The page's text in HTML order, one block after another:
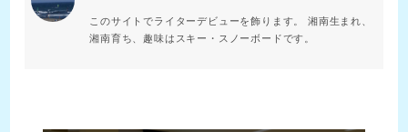
このサイトでライターデビューを飾ります。 湘南生まれ、
湘南育ち、趣味はスキー・スノーボードです。